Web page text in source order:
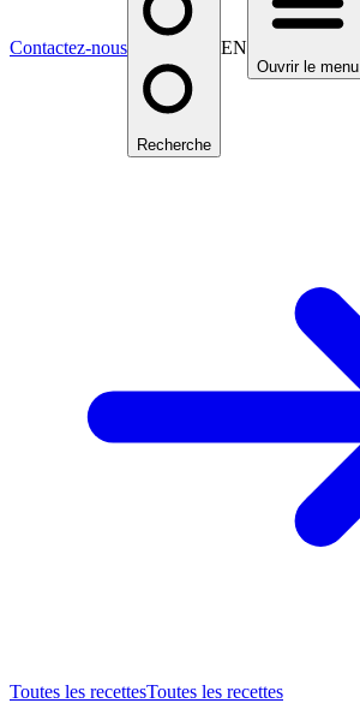
Contactez-nous
Recherche
EN
Ouvrir le menu
Toutes les recettesToutes les recettes